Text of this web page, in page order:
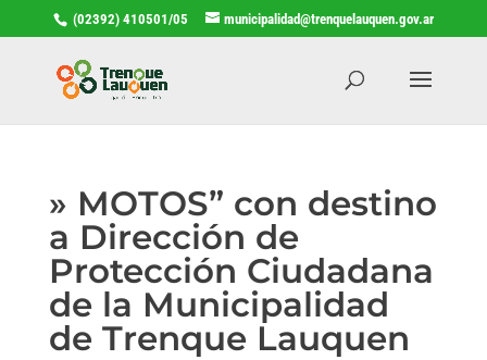
(02392) 410501/05 municipalidad@trenquelauquen.gov.ar
» MOTOS” con destino
a Dirección de
Protección Ciudadana
de la Municipalidad
de Trenque Lauquen